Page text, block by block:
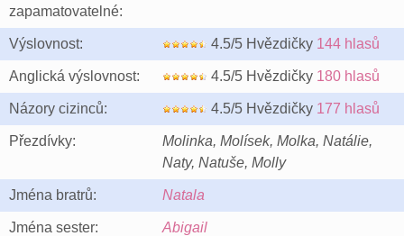
zapamatovatelné:
Výslovnost: 4.5/5 Hvězdičky 144 hlasů
Anglická výslovnost: 4.5/5 Hvězdičky 180 hlasů
Názory cizinců: 4.5/5 Hvězdičky 177 hlasů
Přezdívky:
Molinka, Molísek, Molka, Natálie,
Naty, Natuše, Molly
Jména bratrů: Natala
Jména sester: Abigail